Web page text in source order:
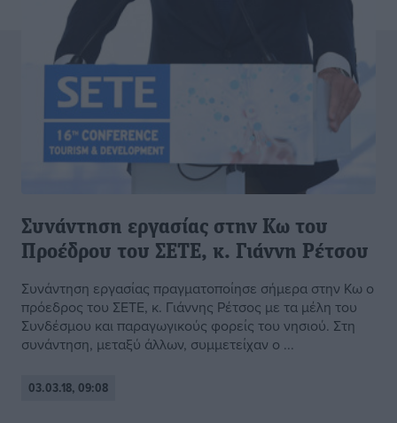
Συνάντηση εργασίας στην Κω του
Προέδρου του ΣΕΤΕ, κ. Γιάννη Ρέτσου
Συνάντηση εργασίας πραγματοποίησε σήμερα στην Κω ο
πρόεδρος του ΣΕΤΕ, κ. Γιάννης Ρέτσος με τα μέλη του
Συνδέσμου και παραγωγικούς φορείς του νησιού. Στη
συνάντηση, μεταξύ άλλων, συμμετείχαν ο ...
03.03.18, 09:08